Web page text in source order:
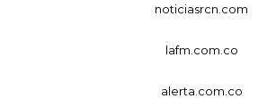
noticiasrcn.com
lafm.com.co
alerta.com.co